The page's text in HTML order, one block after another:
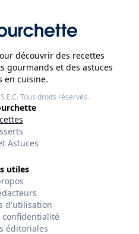
découvrir des recettes
gourmands et des astuces
en cuisine.
Tous droits réservés.
Astuces
utiles
d'utilisation
confidentialité
éditoriales